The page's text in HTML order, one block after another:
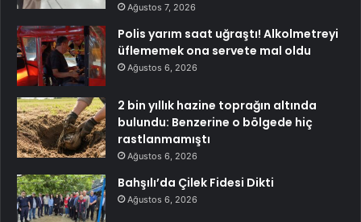
Ağustos 7, 2026
Polis yarım saat uğraştı! Alkolmetreyi
üflememek ona servete mal oldu
Ağustos 6, 2026
2 bin yıllık hazine toprağın altında
bulundu: Benzerine o bölgede hiç
rastlanmamıştı
Ağustos 6, 2026
Bahşılı’da Çilek Fidesi Dikti
Ağustos 6, 2026